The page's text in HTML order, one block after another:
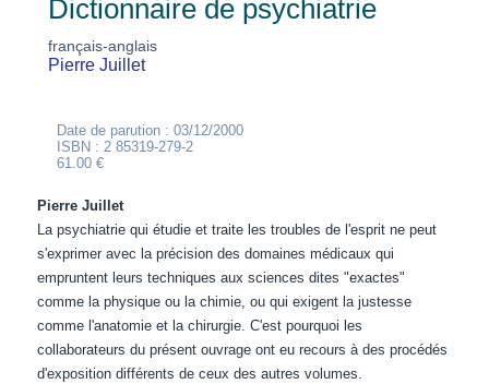
Dictionnaire de psychiatrie
français-anglais
Pierre Juillet
Date de parution : 03/12/2000
ISBN : 2 85319-279-2
61.00 €
Pierre Juillet
La psychiatrie qui étudie et traite les troubles de l'esprit ne peut
s'exprimer avec la précision des domaines médicaux qui
empruntent leurs techniques aux sciences dites "exactes"
comme la physique ou la chimie, ou qui exigent la justesse
comme l'anatomie et la chirurgie. C'est pourquoi les
collaborateurs du présent ouvrage ont eu recours à des procédés
d'exposition différents de ceux des autres volumes.